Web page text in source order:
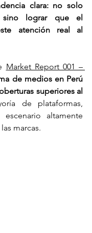
clara: no solo
sino lograr que el
atención real al
Market Report 001 –
de medios en Perú
superiores al
de plataformas,
altamente
marcas.